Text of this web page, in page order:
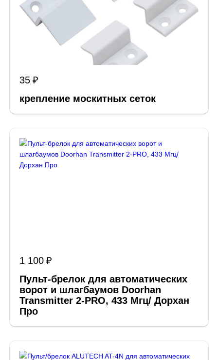
35
крепление москитных сеток
1 100
Пульт-брелок для автоматических
ворот и шлагбаумов Doorhan
Transmitter 2-PRO, 433 Мгц/ Дорхан
Про